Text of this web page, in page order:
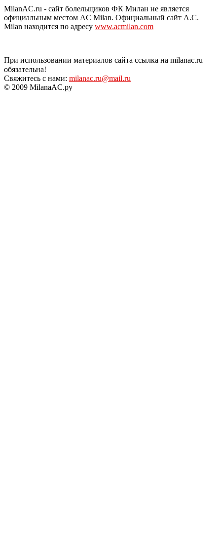
MilanAC.ru - сайт болельщиков ФК Милан не является
официальным местом AC Milan. Официальный сайт A.C.
Milan находится по адресу www.acmilan.com
При использовании материалов сайта ссылка на milanac.ru
обязательна!
Свяжитесь с нами: milanac.ru@mail.ru
© 2009 MilanaAC.ру